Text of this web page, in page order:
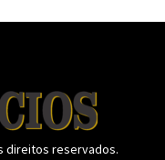
direitos reservados.